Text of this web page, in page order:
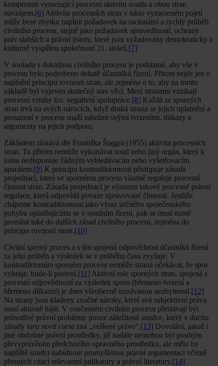
kompromis vymezující procesní aktivitu soudu a obou stran
navzájem.[6] Aktivita procesních stran v takto vymezeném pojetí
může beze zbytku naplnit požadavek na racionální a rychlý průběh
civilního procesu, stejně jako požadavek spravedlnosti, ochrany
práv slabších a právní jistoty, které jsou vyžadovány demokraticky a
kulturně vyspělou společností 21. století.[7]
V souladu s doktrínou civilního procesu je podstatné, aby vše v
procesu bylo podrobeno debatě účastníků řízení. Přitom nejde jen o
naplnění principu rovnosti stran, ale zejména o to, aby na tomto
základě byl vyjeven skutečný stav věci. Mezi stranami vznikají
procesní vztahy tzv. negativní spolupráce.[8] Každá ze sporných
stran trvá na svých nárocích, když druhá strana se jejich uplatnění a
prosazení v procesu snaží zabránit svými tvrzeními, důkazy a
argumenty na jejich podporu.
Základem zůstává dle Františka Štajgra (1955) aktivita procesních
stran. Tu přitom nemůže vykonávat soud nebo jiný orgán, který k
tomu nedisponuje žádným vyhledávacím nebo vyšetřovacím
aparátem.[9] K principu kontradiktornosti přistupuje zásada
projednací, která ve spornému procesu vlastně reguluje procesní
činnost stran. Zásada projednací je výrazem takové procesně právní
regulace, která odpovídá povaze upravované činnosti. Jestliže
chápeme kontradiktornost jako výraz určitého společenského
pohybu uplatňujícímu se v soudním řízení, pak se musí nutně
promítat také do dalších zásad civilního procesu, zejména do
principu rovnosti stran.[10]
Civilní sporný proces a s tím spojená odpovědnost účastníků řízení
za jeho průběh a výsledek se v průběhu času zvyšuje. V
kontradiktorním sporném procesu nemůže strana očekávat, že spor
vyhraje, bude-li pasivní.[11] Aktivní role sporných stran, spojená s
procesní odpovědností za výsledek sporu (břemeno tvrzení a
břemeno důkazní) je dnes všeobecně uznávanou nezbytností.[12]
Na strany jsou kladeny značné nároky, které svá subjektivní práva
musí aktivně hájit. V současném civilním procesu přestávají být
jednotlivé právní problémy pouze záležitostí soudce, který v duchu
zásady iura novit curia zná „veškeré právo“.[13] Dovolání, jakož i
jiné obdobné právní prostředky, již nadále nemohou být pouhým
převyprávěním předchozího opravného prostředku, ale mělo by
napříště soudci nabídnout promyšlenou právní argumentaci včetně
přesných citací relevantní judikatury a právní literatury.[14]